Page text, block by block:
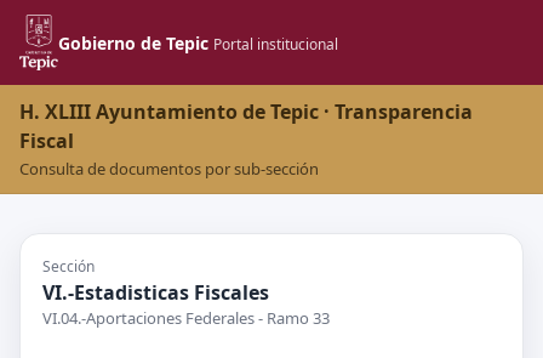
Gobierno de Tepic Portal institucional
H. XLIII Ayuntamiento de Tepic · Transparencia
Fiscal
Consulta de documentos por sub-sección
Sección
VI.-Estadisticas Fiscales
VI.04.-Aportaciones Federales - Ramo 33